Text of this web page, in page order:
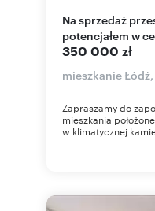
Na sprzedaż przestronne mieszkanie z
potencjałem w
350 000 zł
mieszkanie
Zapraszamy do
mieszkania
w klimatycznej